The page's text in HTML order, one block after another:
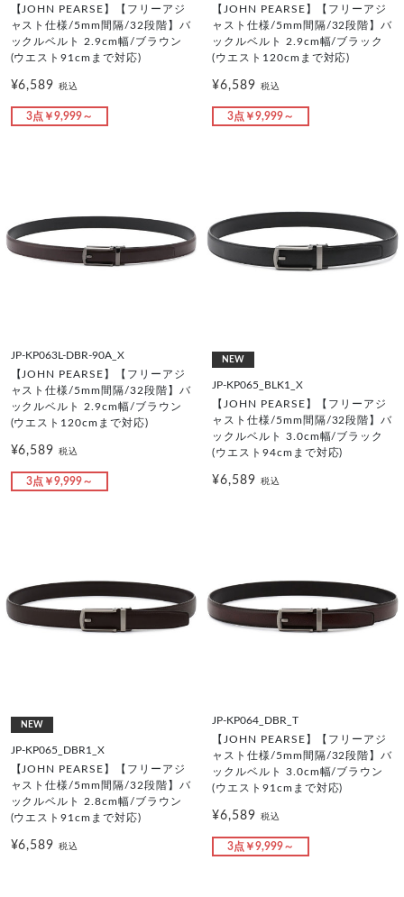
【JOHN PEARSE】【フリーアジ
ャスト仕様/5mm間隔/32段階】バ
ックルベルト 2.9cm幅/ブラウン
(ウエスト91cmまで対応)
¥6,589税込
3点￥9,999～
【JOHN PEARSE】【フリーアジ
ャスト仕様/5mm間隔/32段階】バ
ックルベルト 2.9cm幅/ブラック
(ウエスト120cmまで対応)
¥6,589 税込
3点￥9,999～
JP-KP063L-DBR-90A_X
【JOHN PEARSE】【フリーアジ
ャスト仕様/5mm間隔/32段階】バ
ックルベルト 2.9cm幅/ブラウン
(ウエスト120cmまで対応)
¥6,589税込
3点￥9,999～
NEW
JP-KP065_BLK1_X
【JOHN PEARSE】【フリーアジ
ャスト仕様/5mm間隔/32段階】バ
ックルベルト 3.0cm幅/ブラック
(ウエスト94cmまで対応)
¥6,589 税込
NEW
JP-KP065_DBR1_X
【JOHN PEARSE】【フリーアジ
ャスト仕様/5mm間隔/32段階】バ
ックルベルト 2.8cm幅/ブラウン
(ウエスト91cmまで対応)
¥6,589税込
JP-KP064_DBR_T
【JOHN PEARSE】【フリーアジ
ャスト仕様/5mm間隔/32段階】バ
ックルベルト 3.0cm幅/ブラウン
(ウエスト91cmまで対応)
¥6,589 税込
3点￥9,999～